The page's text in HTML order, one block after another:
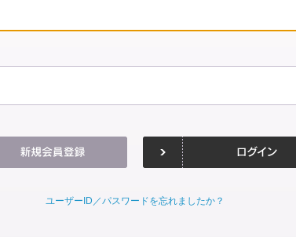
ユーザーID／パスワードを忘れましたか？